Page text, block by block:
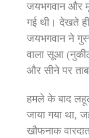
जयभगवान और
गई थी। देखते
जयभगवान ने
वाला सूआ
और सीने पर
हमले के बाद
जाया गया था,
खौफनाक